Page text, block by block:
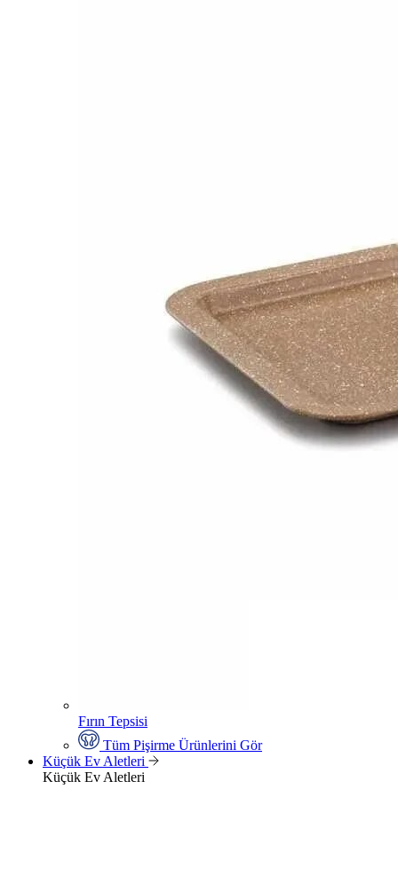
Fırın Tepsisi
Tüm Pişirme Ürünlerini Gör
Küçük Ev Aletleri
Küçük Ev Aletleri